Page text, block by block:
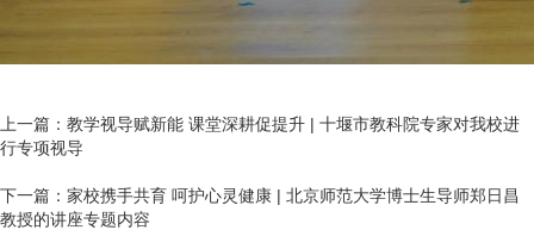
上一篇： ​教学视导赋新能 课堂深耕促提升 | 十堰市教科院专家对我校进
行专项视导
下一篇： ​家校携手共育 呵护心灵健康 | 北京师范大学博士生导师郑日昌
教授的讲座专题内容